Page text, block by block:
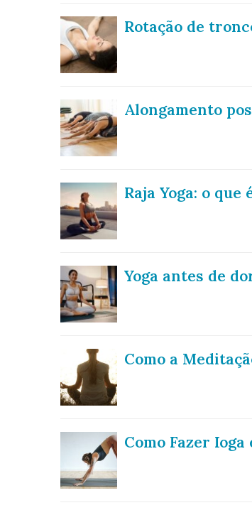
Rotação de
Alongamento
Raja Yoga: o
Yoga antes de
Como a
Como Fazer